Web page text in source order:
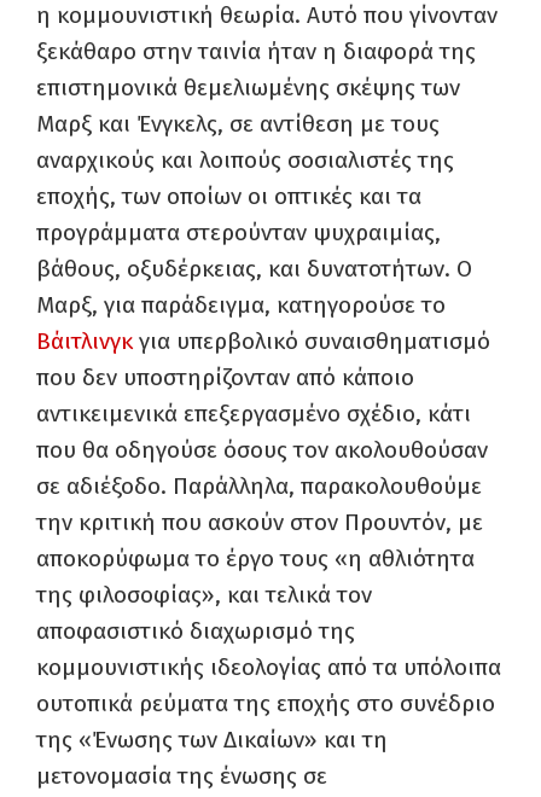
η κομμουνιστική θεωρία. Αυτό που γίνονταν
ξεκάθαρο στην ταινία ήταν η διαφορά της
επιστημονικά θεμελιωμένης σκέψης των
Μαρξ και Ένγκελς, σε αντίθεση με τους
αναρχικούς και λοιπούς σοσιαλιστές της
εποχής, των οποίων οι οπτικές και τα
προγράμματα στερούνταν ψυχραιμίας,
βάθους, οξυδέρκειας, και δυνατοτήτων. Ο
Μαρξ, για παράδειγμα, κατηγορούσε το
Βάιτλινγκ για υπερβολικό συναισθηματισμό
που δεν υποστηρίζονταν από κάποιο
αντικειμενικά επεξεργασμένο σχέδιο, κάτι
που θα οδηγούσε όσους τον ακολουθούσαν
σε αδιέξοδο. Παράλληλα, παρακολουθούμε
την κριτική που ασκούν στον Προυντόν, με
αποκορύφωμα το έργο τους «η αθλιότητα
της φιλοσοφίας», και τελικά τον
αποφασιστικό διαχωρισμό της
κομμουνιστικής ιδεολογίας από τα υπόλοιπα
ουτοπικά ρεύματα της εποχής στο συνέδριο
της «Ένωσης των Δικαίων» και τη
μετονομασία της ένωσης σε